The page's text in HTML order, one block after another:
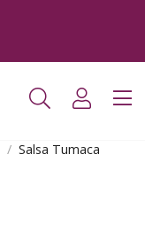
Salsa Tumaca